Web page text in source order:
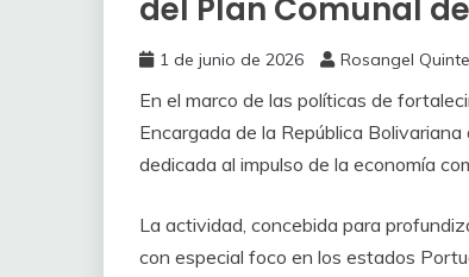
del Plan Comunal
1 de junio de 2026 Rosangel
En el marco de las políticas de
Encargada de la República
dedicada al impulso de la economía
La actividad, concebida para
con especial foco en los estados